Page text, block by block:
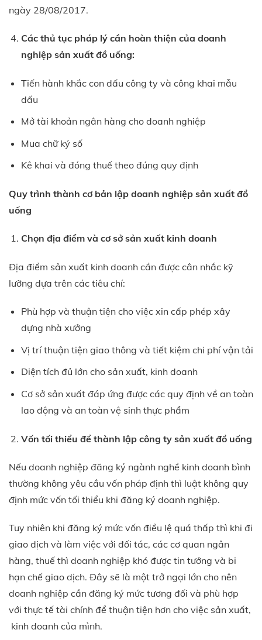
ngày 28/08/2017.
Các thủ tục pháp lý cần hoàn thiện của doanh
nghiệp sản xuất đồ uống:
Tiến hành khắc con dấu công ty và công khai mẫu
dấu
Mở tài khoản ngân hàng cho doanh nghiệp
Mua chữ ký số
Kê khai và đóng thuế theo đúng quy định
Quy trình thành cơ bản lập doanh nghiệp sản xuất đồ
uống
Chọn địa điểm và cơ sở sản xuất kinh doanh
Địa điểm sản xuất kinh doanh cần được cân nhắc kỹ
lưỡng dựa trên các tiêu chí:
Phù hợp và thuận tiện cho việc xin cấp phép xây
dựng nhà xưởng
Vị trí thuận tiện giao thông và tiết kiệm chi phí vận tải
Diện tích đủ lớn cho sản xuất, kinh doanh
Cơ sở sản xuất đáp ứng được các quy định về an toàn
lao động và an toàn vệ sinh thực phẩm
Vốn tối thiểu để thành lập công ty sản xuất đồ uống
Nếu doanh nghiệp đăng ký ngành nghề kinh doanh bình
thường không yêu cầu vốn pháp định thì luật không quy
định mức vốn tối thiểu khi đăng ký doanh nghiệp.
Tuy nhiên khi đăng ký mức vốn điều lệ quá thấp thì khi đi
giao dịch và làm việc với đối tác, các cơ quan ngân
hàng, thuế thì doanh nghiệp khó được tin tưởng và bi
hạn chế giao dịch. Đây sẽ là một trở ngại lớn cho nên
doanh nghiệp cần đăng ký mức tương đối và phù hợp
với thực tế tài chính để thuận tiện hơn cho việc sản xuất,
kinh doanh của mình.